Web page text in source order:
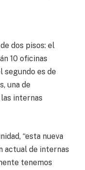
dos pisos: el
10 oficinas
segundo es de
una de
internas
“esta nueva
actual de internas
tenemos